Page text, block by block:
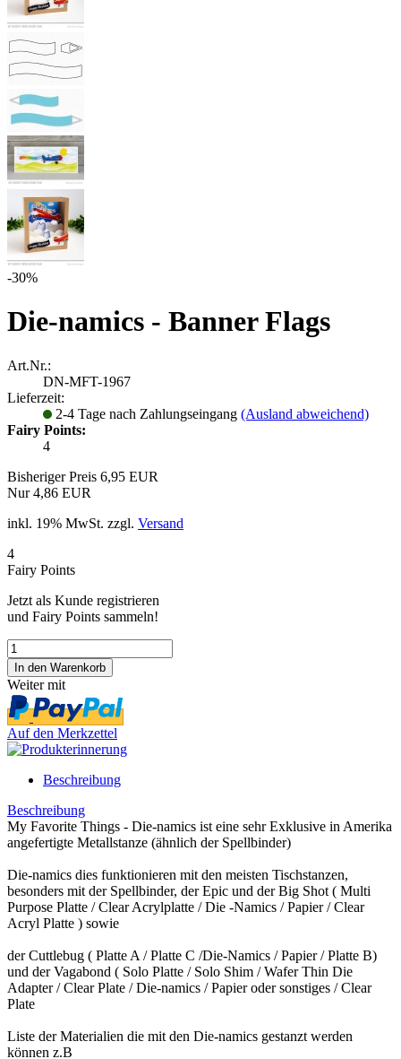
-30%
Die-namics - Banner Flags
Art.Nr.:
DN-MFT-1967
Lieferzeit:
2-4 Tage nach Zahlungseingang (Ausland abweichend)
Fairy Points:
4
Bisheriger Preis 6,95 EUR
Nur 4,86 EUR
inkl. 19% MwSt. zzgl. Versand
4
Fairy Points
Jetzt als Kunde registrieren
und Fairy Points sammeln!
Weiter mit
Auf den Merkzettel
Beschreibung
Beschreibung
My Favorite Things - Die-namics ist eine sehr Exklusive in Amerika
angefertigte Metallstanze (ähnlich der Spellbinder)
Die-namics dies funktionieren mit den meisten Tischstanzen,
besonders mit der Spellbinder, der Epic und der Big Shot ( Multi
Purpose Platte / Clear Acrylplatte / Die -Namics / Papier / Clear
Acryl Platte ) sowie
der Cuttlebug ( Platte A / Platte C /Die-Namics / Papier / Platte B)
und der Vagabond ( Solo Platte / Solo Shim / Wafer Thin Die
Adapter / Clear Plate / Die-namics / Papier oder sonstiges / Clear
Plate
Liste der Materialien die mit den Die-namics gestanzt werden
können z.B